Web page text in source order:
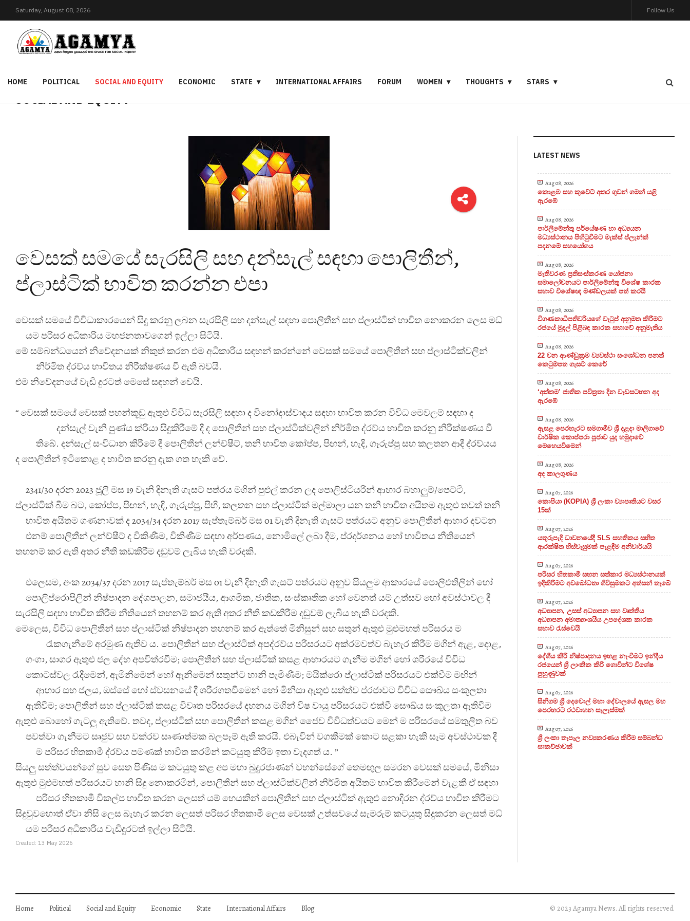
Saturday, August 08, 2026 Follow Us
HOME POLITICAL SOCIAL AND EQUITY ECONOMIC STATE INTERNATIONAL AFFAIRS FORUM WOMEN THOUGHTS STARS
SOCIAL AND EQUITY
වෙසක් සමයේ සැරසිලි සහ දන්සැල් සඳහා පොලිතීන්,
ප්ලාස්ටික් භාවිත කරන්න එපා
වෙසක් සමයේ විවිධාකාරයෙන් සිදු කරනු ලබන සැරසිලි සහ දන්සැල් සඳහා පොලිතීන් සහ ප්ලාස්ටික් භාවිත නොකරන ලෙස මධ්
යම පරිසර අධිකාරිය මහජනතාවගෙන් ඉල්ලා සිටියි.
මේ සම්බන්ධයෙන් නිවේදනයක් නිකුත් කරන එම අධිකාරිය සඳහන් කරන්නේ වෙසක් සමයේ පොලිතීන් සහ ප්ලාස්ටික්වලින්
නිර්මිත ද්රව්ය භාවිතය නිරීක්ෂණය වී ඇති බවයි.
එම නිවේදනයේ වැඩි දුරටත් මෙසේ සඳහන් වෙයි.
“ වෙසක් සමයේ වෙසක් පහන්කූඩු ඇතුළු විවිධ සැරසිලි සඳහා ද විනෝදාස්වාදය සඳහා භාවිත කරන විවිධ මෙවලම් සඳහා ද
දන්සැල් වැනි පුණ්ය ක්රියා සිදුකිරීමේ දී ද පොලිතීන් සහ ප්ලාස්ටික්වලින් නිර්මිත ද්රව්ය භාවිත කරනු නිරීක්ෂණය වී
තිබේ. දන්සැල් සංවිධාන කිරීමේ දී පොලිතීන් ලන්ච්ෂීට්, තනි භාවිත කෝප්ප, පිඟන්, හැදි, ගෑරුප්පු සහ කලතන ආදී ද්රව්යය
ද පොලිතීන් ඉටිකොළ ද භාවිත කරනු දැක ගත හැකි වේ.
2341/30 දරන 2023 ජූලි මස 19 වැනි දිනැති ගැසට් පත්රය මගින් පුළුල් කරන ලද පොලිස්ටියරින් ආහාර බහාලුම්/පෙට්ටි,
ප්ලාස්ටික් බීම බට, කෝප්ප, පිඟන්, හැඳි, ගෑරුප්පු, පිහි, කලතන සහ ප්ලාස්ටික් මල්මාලා යන තනි භාවිත අයිතම ඇතුළු තවත් තනි
භාවිත අයිතම ගණනාවක් ද 2034/34 දරන 2017 සැප්තැම්බර් මස 01 වැනි දිනැති ගැසට් පත්රයට අනුව පොලිතීන් ආහාර දවටන
එනම් පොලිතීන් ලන්ච්ෂීට් ද විකිණීම, විකිණීම සඳහා අර්පණය, නොමිලේ ලබා දීම, ප්රදර්ශනය හෝ භාවිතය නීතියෙන්
තහනම් කර ඇති අතර නීති කඩකිරීම දඬුවම් ලැබිය හැකි වරදකි.
එලෙසම, අංක 2034/37 දරන 2017 සැප්තැම්බර් මස 01 වැනි දිනැති ගැසට් පත්රයට අනුව සියලුම ආකාරයේ පොලිඑතිලින් හෝ
පොලිප්රොපිලින් නිෂ්පාදන දේශපාලන, සමාජයීය, ආගමික, ජාතික, සංස්කෘතික හෝ වෙනත් යම් උත්සව හෝ අවස්ථාවල දී
සැරසිලි සඳහා භාවිත කිරීම නීතියෙන් තහනම් කර ඇති අතර නීති කඩකිරීම දඬුවම් ලැබිය හැකි වරදකි.
මෙලෙස, විවිධ පොලිතීන් සහ ප්ලාස්ටික් නිෂ්පාදන තහනම් කර ඇත්තේ මිනිසුන් සහ සතුන් ඇතුළු මුළුමහත් පරිසරය ම
රැකගැනීමේ අරමුණ ඇතිව ය. පොලිතීන් සහ ප්ලාස්ටික් අපද්රව්ය පරිසරයට අක්රමවත්ව බැහැර කිරීම මගින් ඇළ, දොළ,
ගංගා, සාගර ඇතුළු ජල දේහ අපවිත්රවීම; පොලිතීන් සහ ප්ලාස්ටික් කසළ ආහාරයට ගැනීම මගින් හෝ ශරීරයේ විවිධ
කොටස්වල රැදීමෙන්, ඇමිනීමෙන් හෝ ඇනීමෙන් සතුන්ට හානි පැමිණීම; මයික්රො ප්ලාස්ටික් පරිසරයට එක්වීම මඟින්
ආහාර සහ ජලය, ඔස්සේ හෝ ස්වසනයේ දී ශරීරගතවීමෙන් හෝ මිනිසා ඇතුළු සත්ත්ව ප්රජාවට විවිධ සෞඛ්ය සංකූලතා
ඇතිවීම; පොලිතීන් සහ ප්ලාස්ටික් කසළ විවෘත පරිසරයේ දහනය මගින් විෂ වායු පරිසරයට එක්වී සෞඛ්ය සංකූලතා ඇතිවීම
ඇතුළු බොහෝ ගැටලු ඇතිවේ. තවද, ප්ලාස්ටික් සහ පොලිතීන් කසළ මගින් ජෛව විවිධත්වයට මෙන් ම පරිසරයේ සමතුලිත බව
පවත්වා ගැනීමට සෘජුව සහ වක්රව සෘණාත්මක බලපෑම් ඇති කරයි. එබැවින් වගකීමක් කොට සළකා හැකි සෑම අවස්ථාවක දී
ම පරිසර හිතකාමී ද්රව්ය පමණක් භාවිත කරමින් කටයුතු කිරීම ඉතා වැදගත් ය. ”
සියලු සත්ත්වයන්ගේ සුව සෙත පිණිස ම කටයුතු කළ අප මහා බුදුරජාණන් වහන්සේගේ තෙමඟුල සමරන වෙසක් සමයේ, මිනිසා
ඇතුළු මුළුමහත් පරිසරයට හානි සිදු නොකරමින්, පොලිතීන් සහ ප්ලාස්ටික්වලින් නිර්මිත අයිතම භාවිත කිරීමෙන් වැළකී ඒ සඳහා
පරිසර හිතකාමී විකල්ප භාවිත කරන ලෙසත් යම් හෙයකින් පොලිතීන් සහ ප්ලාස්ටික් ඇතුළු නොදිරන ද්රව්ය භාවිත කිරීමට
සිදුවුවහොත් ඒවා නිසි ලෙස බැහැර කරන ලෙසත් පරිසර හිතකාමී ලෙස වෙසක් උත්සවයේ සැමරුම් කටයුතු සිදුකරන ලෙසත් මධ්
යම පරිසර අධිකාරිය වැඩිදුරටත් ඉල්ලා සිටියි.
Created: 13 May 2026
LATEST NEWS
Aug 08, 2026
කොළඹ සහ කුවේට් අතර ගුවන් ගමන් යළි
ඇරඹේ
Aug 08, 2026
පාර්ලිමේන්තු පර්යේෂණ හා අධ්‍යයන
මධ්‍යස්ථානය පිහිටුවීමට මැක්ස් ප්ලැන්ක්
පදනමේ සහයෝගය
Aug 08, 2026
මැතිවරණ ප්‍රතිසංස්කරණ යෝජනා
සමාලෝචනයට පාර්ලිමේන්තු විශේෂ කාරක
සභාව විශේෂඥ මණ්ඩලයක් පත් කරයි
Aug 08, 2026
විගණකාධිපතිවරියගේ වැටුප් අනුමත කිරීමට
රජයේ මුදල් පිළිබඳ කාරක සභාවේ අනුමැතිය
Aug 08, 2026
22 වන ආණ්ඩුක්‍රම ව්‍යවස්ථා සංශෝධන පනත්
කෙටුම්පත ගැසට් කෙරේ
Aug 08, 2026
‘අත්තම’ ජාතික පවිත්‍රතා දින වැඩසටහන අද
ඇරඹේ
Aug 08, 2026
ඇසළ පෙරහැරට සමගාමීව ශ්‍රී දළදා මාලිගාවේ
වාර්ෂික කොප්පරා පූජාව යුද හමුදාවේ
මෙහෙයවීමෙන්
Aug 08, 2026
අද කාලගුණය
Aug 07, 2026
කොපියා (KOPIA) ශ්‍රී ලංකා ව්‍යාපෘතියට වසර
15ක්
Aug 07, 2026
යතුරුපැදි ධාවනයේදී SLS සහතිකය සහිත
ආරක්ෂිත හිස්වැසුමක් පැළඳීම අනිවාර්යයි
Aug 07, 2026
පරිසර හිතකාමී සහන සත්කාර මධ්‍යස්ථානයක්
ඉදිකිරීමට අවබෝධතා ගිවිසුමකට අත්සන් තැබේ
Aug 07, 2026
අධ්‍යාපන, උසස් අධ්‍යාපන සහ වෘත්තීය
අධ්‍යාපන අමාත්‍යාංශයීය උපදේශක කාරක
සභාව රැස්වෙයි
Aug 07, 2026
දේශීය කිරි නිෂ්පාදනය ඉහළ නැංවීමට ඉන්දීය
රජයෙන් ශ්‍රී ලාංකික කිරි ගොවීන්ට විශේෂ
පුහුණුවක්
Aug 07, 2026
සීනිගම ශ්‍රී දෙවොල් මහා දේවාලයේ ඇසල මහ
පෙරහරට රථවාහන සැලැස්මක්
Aug 07, 2026
ශ්‍රී ලංකා තැපෑල නව්‍යකරණය කිරීම සම්බන්ධ
සාකච්ඡාවක්
Home Political Social and Equity Economic State International Affairs Blog © 2023 Agamya News. All rights reserved.